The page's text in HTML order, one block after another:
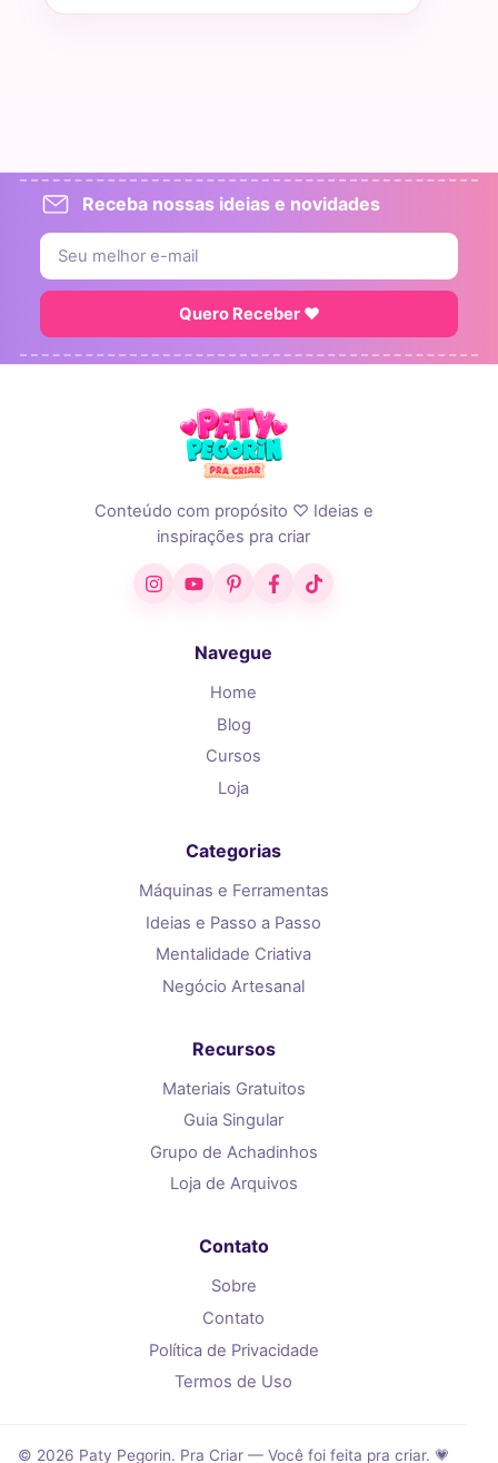
Receba nossas ideias e novidades
Quero Receber ♥
Conteúdo com propósito ♡ Ideias e
inspirações pra criar
InstagramYouTubePinterestFacebook
TikTok
Navegue
Home
Blog
Cursos
Loja
Categorias
Máquinas e Ferramentas
Ideias e Passo a Passo
Mentalidade Criativa
Negócio Artesanal
Recursos
Materiais Gratuitos
Guia Singular
Grupo de Achadinhos
Loja de Arquivos
Contato
Sobre
Contato
Política de Privacidade
Termos de Uso
© 2026 Paty Pegorin. Pra Criar — Você foi feita pra criar. 💗